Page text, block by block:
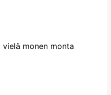
monen monta